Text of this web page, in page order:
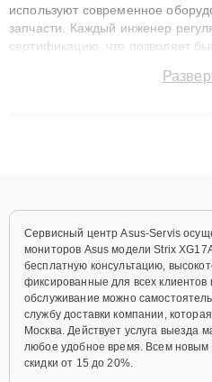
используют современное
запчасти. Каждый инженер
сертификацию, что позволяет
до 3 лет. Наши мастера решают
Сервисный центр Asus-Servis
мониторов Asus модели Strix
бесплатную консультацию,
фиксированные для всех
обслуживание можно
службу доставки компании,
Москва. Действует услуга выезда
любое удобное время. Всем новым
скидки от 15 до 20%.